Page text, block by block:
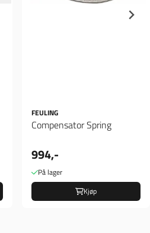
FEULING
Compensator Spring
994,-
På lager
Kjøp